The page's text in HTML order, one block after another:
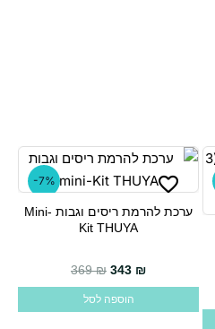
-7%
ערכת להרמת ריסים וגבות Mini-
Kit THUYA
369₪ 343 ₪
הוספה לסל